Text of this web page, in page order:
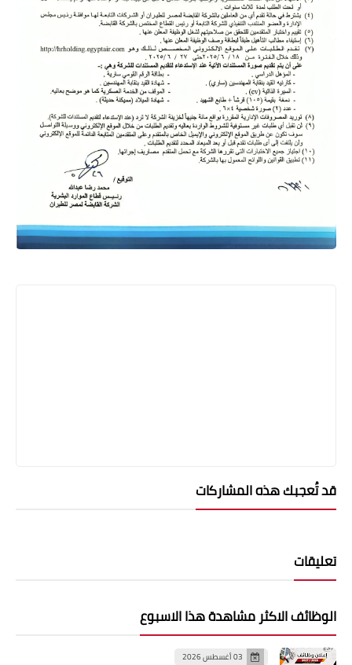
قد تُعجبك هذه المشاركات
تعليقات
الوظائف الاكثر مشاهدة هذا الاسبوع
03 أغسطس 2026